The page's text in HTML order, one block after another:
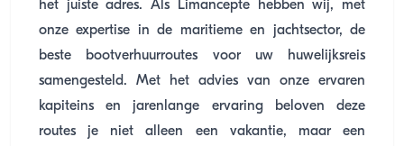
het juiste adres. Als Limancepte hebben wij, met
onze expertise in de maritieme en jachtsector, de
beste bootverhuurroutes voor uw huwelijksreis
samengesteld. Met het advies van onze ervaren
kapiteins en jarenlange ervaring beloven deze
routes je niet alleen een vakantie, maar een